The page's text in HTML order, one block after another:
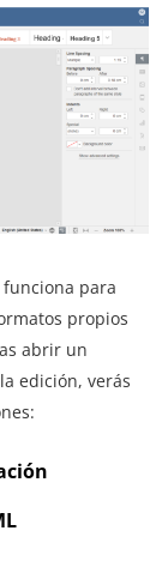
para
propios
abrir un
edición, verás